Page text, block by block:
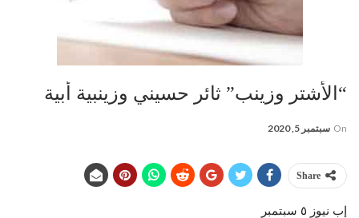
“الأشتر وزينب” ثائر حسيني وزينبية أبية
On سبتمبر 5, 2020
Share
إب نيوز ٥ سبتمبر